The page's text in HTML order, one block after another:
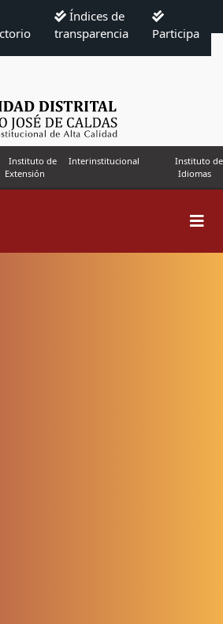
Índices de
transparencia
Participa
Instituto de
Extensión
Interinstitucional
Instituto de
Idiomas